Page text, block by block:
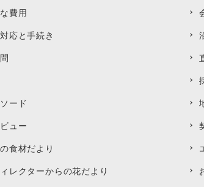
費用
応と手続き
ード
ュー
食材だより
レクターからの花だより